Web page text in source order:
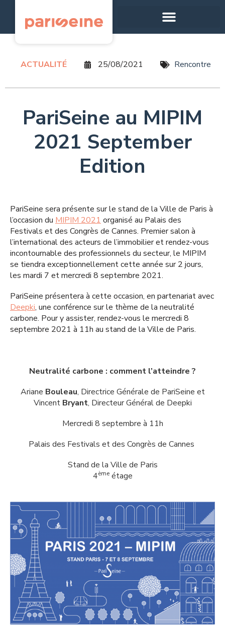
ACTUALITÉ 25/08/2021 Rencontre
PariSeine au MIPIM
2021 September
Edition
PariSeine sera présente sur le stand de la Ville de Paris à
l’occasion du MIPIM 2021 organisé au Palais des
Festivals et des Congrès de Cannes. Premier salon à
l’international des acteurs de l’immobilier et rendez-vous
incontournable des professionnels du secteur, le MIPIM
se tiendra exceptionnellement cette année sur 2 jours,
les mardi 7 et mercredi 8 septembre 2021.
PariSeine présentera à cette occasion, en partenariat avec
Deepki, une conférence sur le thème de la neutralité
carbone. Pour y assister, rendez-vous le mercredi 8
septembre 2021 à 11h au stand de la Ville de Paris.
Neutralité carbone : comment l’atteindre ?
Ariane Bouleau, Directrice Générale de PariSeine et
Vincent Bryant, Directeur Général de Deepki
Mercredi 8 septembre à 11h
Palais des Festivals et des Congrès de Cannes
Stand de la Ville de Paris
4èmeétage